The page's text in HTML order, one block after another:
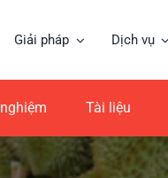
Giải pháp Dịch vụ
Tài liệu